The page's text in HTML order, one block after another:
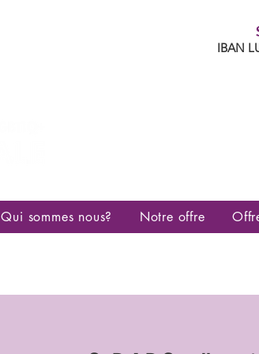
IBAN
Qui sommes nous? Notre offre